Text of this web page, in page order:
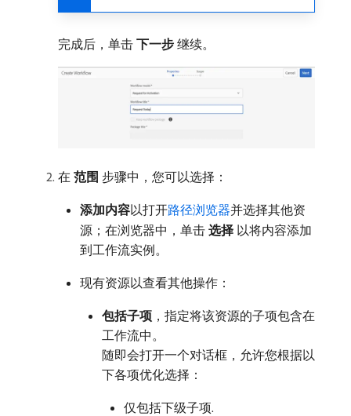
完成后，单击​ 下一步 ​继续。
在​ 范围 ​步骤中，您可以选择：
添加内容​以打开路径浏览器并选择其他资
源；在浏览器中，单击​ 选择 ​以将内容添加
到工作流实例。
现有资源以查看其他操作：
包括子项 ，指定将该资源的子项包含在
工作流中。
随即会打开一个对话框，允许您根据以
下各项优化选择：
仅包括下级子项.